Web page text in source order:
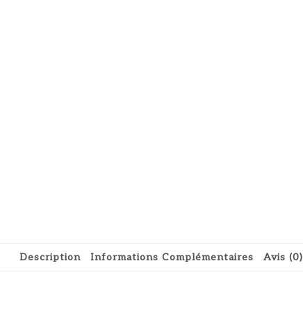
Description Informations Complémentaires Avis (0)